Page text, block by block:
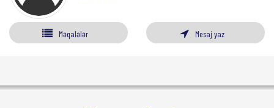
Məqalələr Mesaj yaz